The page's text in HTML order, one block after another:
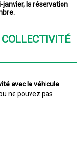
janvier, la réservation
avec le véhicule
ne pouvez pas